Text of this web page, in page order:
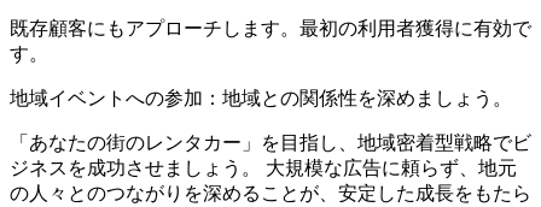
既存顧客にもアプローチします。最初の利用者獲得に有効で
す。
地域イベントへの参加：地域との関係性を深めましょう。
「あなたの街のレンタカー」を目指し、地域密着型戦略でビ
ジネスを成功させましょう。 大規模な広告に頼らず、地元
の人々とのつながりを深めることが、安定した成長をもたら